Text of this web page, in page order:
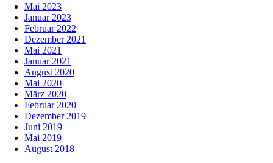
Mai 2023
Januar 2023
Februar 2022
Dezember 2021
Mai 2021
Januar 2021
August 2020
Mai 2020
März 2020
Februar 2020
Dezember 2019
Juni 2019
Mai 2019
August 2018